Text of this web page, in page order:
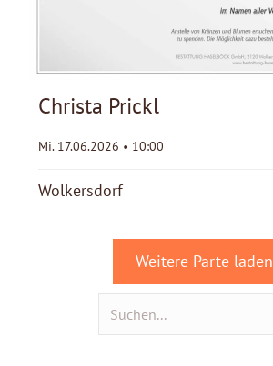
Christa Prickl
Mi. 17.06.2026 • 10:00
Wolkersdorf
Weitere Parte laden